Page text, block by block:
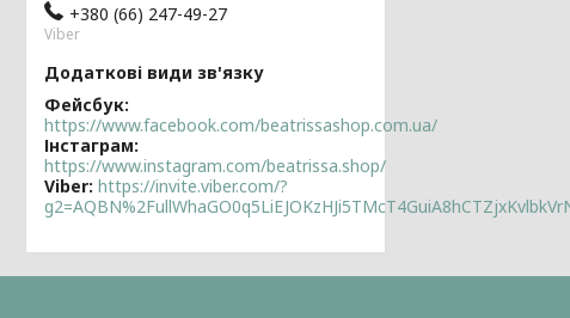
+380 (66) 247-49-27
Viber
Фейсбук
https://www.facebook.com/beatrissashop.com.ua/
Інстаграм
https://www.instagram.com/beatrissa.shop/
Viber https://invite.viber.com/?